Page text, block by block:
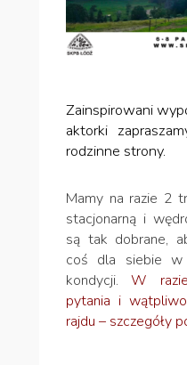
Zainspirowani
aktorki
rodzinne strony.
Mamy na razie 2
stacjonarną i
są tak dobrane,
coś dla siebie w
kondycji.W
pytania i
rajdu – szczegóły